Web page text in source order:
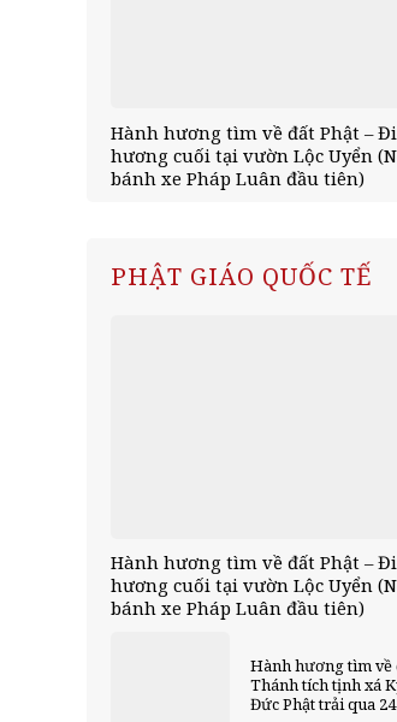
Hành hương tìm về đất Phật –
hương cuối tại vườn Lộc Uyển
bánh xe Pháp Luân đầu tiên)
PHẬT GIÁO QUỐC TẾ
Hành hương tìm về đất Phật –
hương cuối tại vườn Lộc Uyển
bánh xe Pháp Luân đầu tiên)
Hành hương tìm về
Thánh tích tịnh xá
Đức Phật trải qua